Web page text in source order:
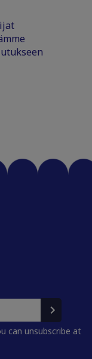
can unsubscribe at